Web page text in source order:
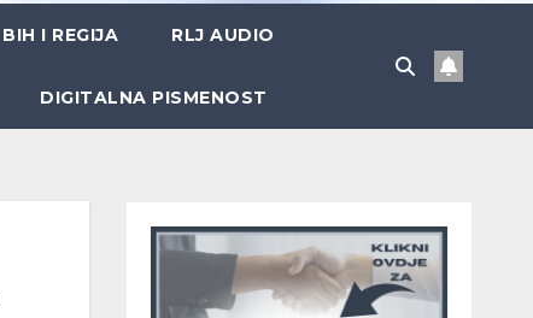
BIH I REGIJA RLJ AUDIO
DIGITALNA PISMENOST